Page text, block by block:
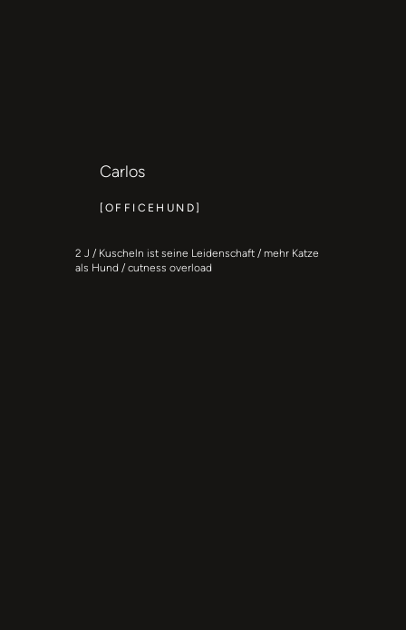
Carlos
[OFFICEHUND]
2 J / Kuscheln ist seine Leidenschaft / mehr Katze
als Hund / cutness overload